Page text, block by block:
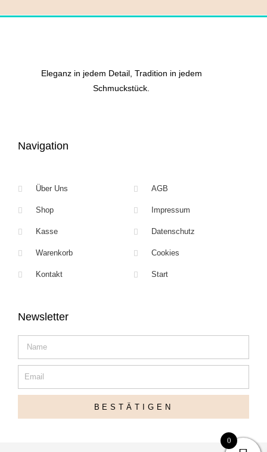
Eleganz in jedem Detail, Tradition in jedem
Schmuckstück.
Navigation
Über Uns
Shop
Kasse
Warenkorb
Kontakt
AGB
Impressum
Datenschutz
Cookies
Start
Newsletter
BESTÄTIGEN
0